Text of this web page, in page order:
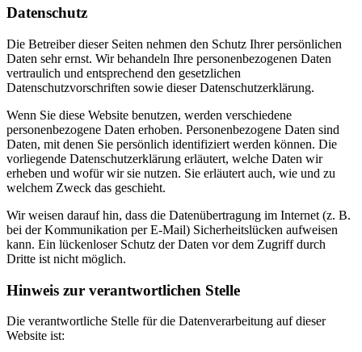
Datenschutz
Die Betreiber dieser Seiten nehmen den Schutz Ihrer persönlichen
Daten sehr ernst. Wir behandeln Ihre personenbezogenen Daten
vertraulich und entsprechend den gesetzlichen
Datenschutzvorschriften sowie dieser Datenschutzerklärung.
Wenn Sie diese Website benutzen, werden verschiedene
personenbezogene Daten erhoben. Personenbezogene Daten sind
Daten, mit denen Sie persönlich identifiziert werden können. Die
vorliegende Datenschutzerklärung erläutert, welche Daten wir
erheben und wofür wir sie nutzen. Sie erläutert auch, wie und zu
welchem Zweck das geschieht.
Wir weisen darauf hin, dass die Datenübertragung im Internet (z. B.
bei der Kommunikation per E-Mail) Sicherheitslücken aufweisen
kann. Ein lückenloser Schutz der Daten vor dem Zugriff durch
Dritte ist nicht möglich.
Hinweis zur verantwortlichen Stelle
Die verantwortliche Stelle für die Datenverarbeitung auf dieser
Website ist: